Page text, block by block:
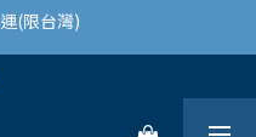
(限台灣)